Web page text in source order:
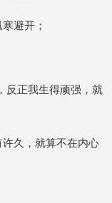
避开；
正我生得顽强，就
久，就算不在内心